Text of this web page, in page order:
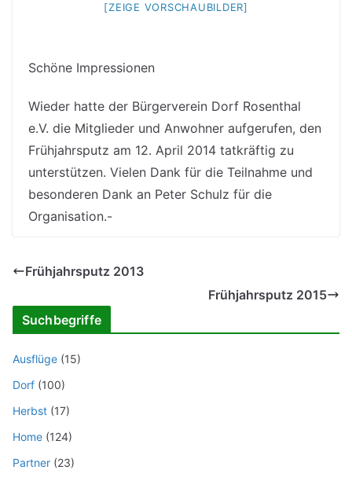
[ZEIGE VORSCHAUBILDER]
Schöne Impressionen
Wieder hatte der Bürgerverein Dorf Rosenthal
e.V. die Mitglieder und Anwohner aufgerufen, den
Frühjahrsputz am 12. April 2014 tatkräftig zu
unterstützen. Vielen Dank für die Teilnahme und
besonderen Dank an Peter Schulz für die
Organisation.-
Frühjahrsputz 2013
Frühjahrsputz 2015
Suchbegriffe
Ausflüge (15)
Dorf (100)
Herbst (17)
Home (124)
Partner (23)